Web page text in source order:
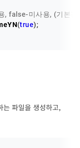
, false-미사용, (기본
(true );
파일을 생성하고,